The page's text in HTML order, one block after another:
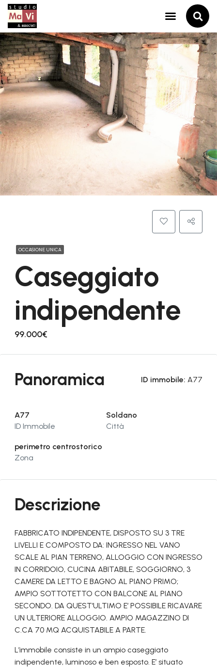
OCCASIONE UNICA
Caseggiato
indipendente
99.000€
Panoramica ID immobile: A77
A77
ID Immobile
Soldano
Città
perimetro centrostorico
Zona
Descrizione
FABBRICATO INDIPENDENTE, DISPOSTO SU 3 TRE
LIVELLI E COMPOSTO DA: INGRESSO NEL VANO
SCALE AL PIAN TERRENO, ALLOGGIO CON INGRESSO
IN CORRIDOIO, CUCINA ABITABILE, SOGGIORNO, 3
CAMERE DA LETTO E BAGNO AL PIANO PRIMO;
AMPIO SOTTOTETTO CON BALCONE AL PIANO
SECONDO. DA QUEST’ULTIMO E’ POSSIBILE RICAVARE
UN ULTERIORE ALLOGGIO. AMPIO MAGAZZINO DI
C.CA 70 MQ ACQUISTABILE A PARTE.
L’immobile consiste in un ampio caseggiato
indipendente, luminoso e ben esposto. E’ situato